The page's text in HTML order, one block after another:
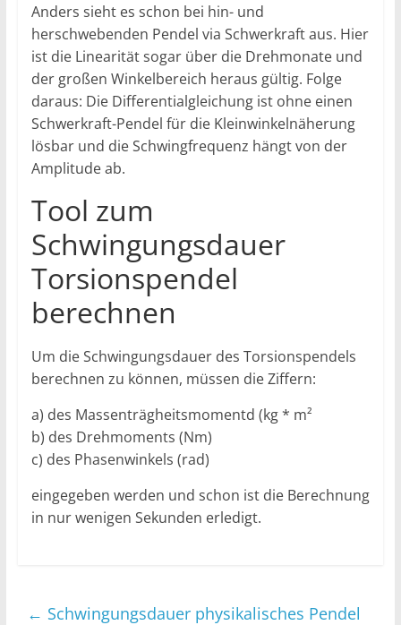
Anders sieht es schon bei hin- und
herschwebenden Pendel via Schwerkraft aus. Hier
ist die Linearität sogar über die Drehmonate und
der großen Winkelbereich heraus gültig. Folge
daraus: Die Differentialgleichung ist ohne einen
Schwerkraft-Pendel für die Kleinwinkelnäherung
lösbar und die Schwingfrequenz hängt von der
Amplitude ab.
Tool zum
Schwingungsdauer
Torsionspendel
berechnen
Um die Schwingungsdauer des Torsionspendels
berechnen zu können, müssen die Ziffern:
a) des Massenträgheitsmomentd (kg * m²
b) des Drehmoments (Nm)
c) des Phasenwinkels (rad)
eingegeben werden und schon ist die Berechnung
in nur wenigen Sekunden erledigt.
← Schwingungsdauer physikalisches Pendel